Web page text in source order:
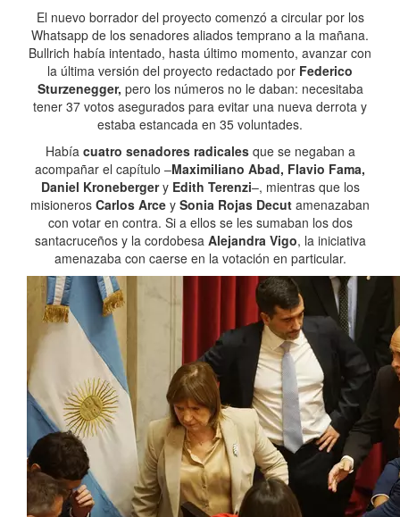
El nuevo borrador del proyecto comenzó a circular por los
Whatsapp de los senadores aliados temprano a la mañana.
Bullrich había intentado, hasta último momento, avanzar con
la última versión del proyecto redactado por Federico
Sturzenegger, pero los números no le daban: necesitaba
tener 37 votos asegurados para evitar una nueva derrota y
estaba estancada en 35 voluntades.
Habíacuatro senadores radicales que se negaban a
acompañar el capítulo –Maximiliano Abad, Flavio Fama,
Daniel Kronebergery Edith Terenzi–, mientras que los
misioneros Carlos Arce y Sonia Rojas Decut amenazaban
con votar en contra. Si a ellos se les sumaban los dos
santacruceños y la cordobesa Alejandra Vigo, la iniciativa
amenazaba con caerse en la votación en particular.